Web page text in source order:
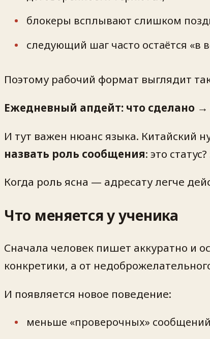
блокеры всплывают слишком
следующий шаг часто остаётся «в
Поэтому рабочий формат выглядит
Ежедневный апдейт: что сделано
И тут важен нюанс языка. Китайский
назвать роль сообщения: это
Когда роль ясна — адресату легче
Что меняется у ученика
Сначала человек пишет аккуратно и
конкретики, а от
И появляется новое поведение:
меньше «проверочных»